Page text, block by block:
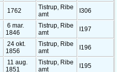
1762
Tistrup, Ribe
amt
I306
6 mar.
1846
Tistrup, Ribe
amt
I197
24 okt.
1856
Tistrup, Ribe
amt
I196
11 aug.
1851
Tistrup, Ribe
amt
I195